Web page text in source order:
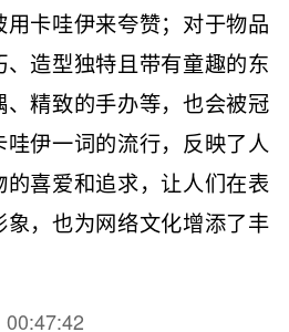
卡哇伊来夸赞；对于物品
造型独特且带有童趣的东
精致的手办等，也会被冠
伊一词的流行，反映了人
喜爱和追求，让人们在表
，也为网络文化增添了丰